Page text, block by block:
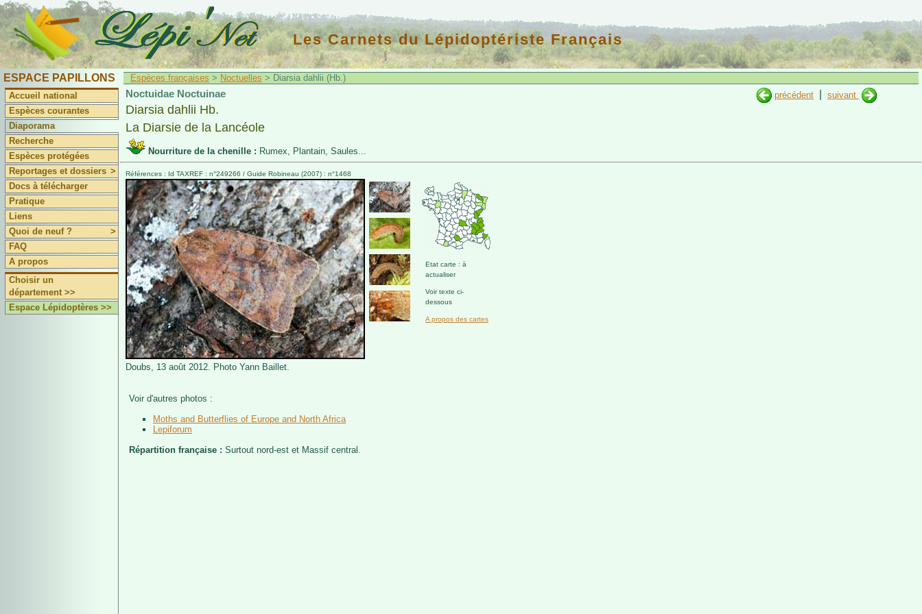
Les Carnets du Lépidoptériste Français
ESPACE PAPILLONS
Accueil national
Espèces courantes
Diaporama
Recherche
Espèces protégées
Reportages et dossiers >
Docs à télécharger
Pratique
Liens
Quoi de neuf ?
>
FAQ
A propos
Choisir un
département >>
Espace Lépidoptères >>
Espèces françaises > Noctuelles > Diarsia dahlii (Hb.)
précédent
suivant
Noctuidae Noctuinae
Diarsia dahlii Hb.
La Diarsie de la Lancéole
Nourriture de la chenille : Rumex, Plantain, Saules...
Références : Id TAXREF : n°249266 / Guide Robineau (2007) : n°1468
Doubs, 13 août 2012. Photo Yann Baillet.
Etat carte : à
actualiser
Voir texte ci-
dessous
A propos des cartes
Voir d'autres photos :
Moths and Butterflies of Europe and North Africa
Lepiforum
Répartition française : Surtout nord-est et Massif central.